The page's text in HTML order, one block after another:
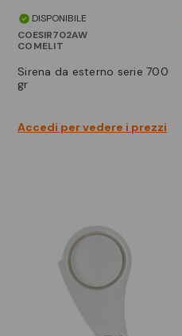
DISPONIBILE
COESIR702AW
COMELIT
sirena da esterno serie 700
gr
Accedi per vedere i prezzi